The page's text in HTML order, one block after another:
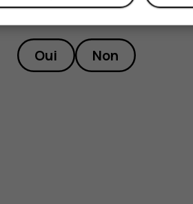
Avez-vous trouvé
Oui Non